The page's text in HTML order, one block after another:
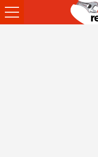
Ouvrir
le